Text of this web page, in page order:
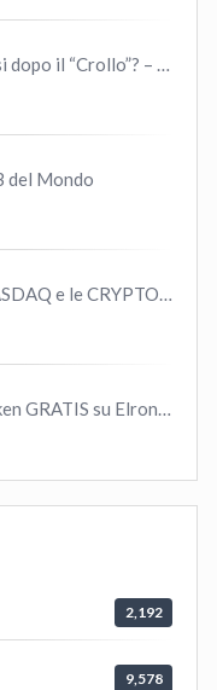
BITCOIN cosa aspettarsi dopo il “Crollo”? – CryptoMonday NEWS w16/’21
del Mondo
COINBASE COIN sul NASDAQ e le CRYPTO volano!
Come ottenere MEX Token GRATIS su Elrond ?
2,192
9,578